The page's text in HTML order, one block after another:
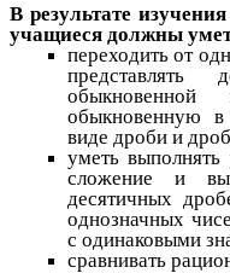
В результате
учащиеся должны
переходить от
обыкновенную
виде дроби и
уметь выполнять
сложение и
десятичных
однозначных
с одинаковыми
сравнивать